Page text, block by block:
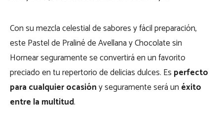
Con su mezcla celestial de sabores y fácil preparación,
este Pastel de Praliné de Avellana y Chocolate sin
Hornear seguramente se convertirá en un favorito
preciado en tu repertorio de delicias dulces. Es perfecto
para cualquier ocasióny seguramente será un éxito
entre la multitud.